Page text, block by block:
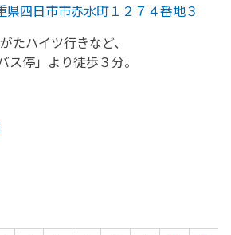
県四日市市赤水町１２７４番地３
たハイツ行きなど、
ス停」より徒歩３分。